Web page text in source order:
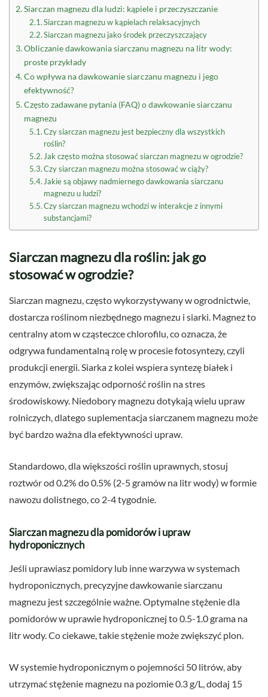
Siarczan magnezu dla ludzi: kąpiele i przeczyszczanie
Siarczan magnezu w kąpielach relaksacyjnych
Siarczan magnezu jako środek przeczyszczający
Obliczanie dawkowania siarczanu magnezu na litr wody:
proste przykłady
Co wpływa na dawkowanie siarczanu magnezu i jego
efektywność?
Często zadawane pytania (FAQ) o dawkowanie siarczanu
magnezu
Czy siarczan magnezu jest bezpieczny dla wszystkich
roślin?
Jak często można stosować siarczan magnezu w ogrodzie?
Czy siarczan magnezu można stosować w ciąży?
Jakie są objawy nadmiernego dawkowania siarczanu
magnezu u ludzi?
Czy siarczan magnezu wchodzi w interakcje z innymi
substancjami?
Siarczan magnezu dla roślin: jak go
stosować w ogrodzie?
Siarczan magnezu, często wykorzystywany w ogrodnictwie,
dostarcza roślinom niezbędnego magnezu i siarki. Magnez to
centralny atom w cząsteczce chlorofilu, co oznacza, że
odgrywa fundamentalną rolę w procesie fotosyntezy, czyli
produkcji energii. Siarka z kolei wspiera syntezę białek i
enzymów, zwiększając odporność roślin na stres
środowiskowy. Niedobory magnezu dotykają wielu upraw
rolniczych, dlatego suplementacja siarczanem magnezu może
być bardzo ważna dla efektywności upraw.
Standardowo, dla większości roślin uprawnych, stosuj
roztwór od 0.2% do 0.5% (2-5 gramów na litr wody) w formie
nawozu dolistnego, co 2-4 tygodnie.
Siarczan magnezu dla pomidorów i upraw
hydroponicznych
Jeśli uprawiasz pomidory lub inne warzywa w systemach
hydroponicznych, precyzyjne dawkowanie siarczanu
magnezu jest szczególnie ważne. Optymalne stężenie dla
pomidorów w uprawie hydroponicznej to 0.5-1.0 grama na
litr wody. Co ciekawe, takie stężenie może zwiększyć plon.
W systemie hydroponicznym o pojemności 50 litrów, aby
utrzymać stężenie magnezu na poziomie 0.3 g/L, dodaj 15